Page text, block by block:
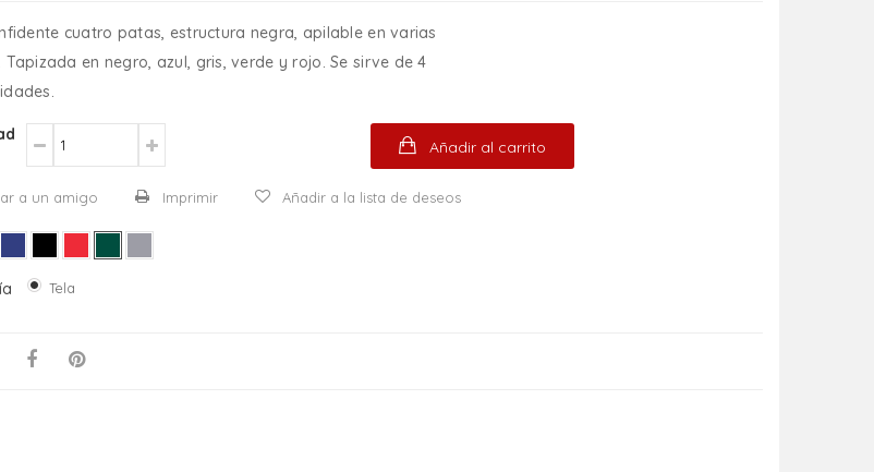
cuatro patas, estructura negra, apilable en varias
Tapizada en negro, azul, gris, verde y rojo. Se sirve de 4
Añadir al carrito
a un amigo Imprimir Añadir a la lista de deseos
Tela